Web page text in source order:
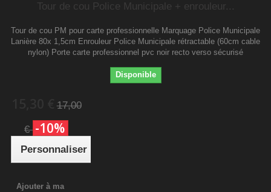
Tour de cou Police Municipale + enrouleur...
Tour de cou PM pour carte professionnelle Marquage Police Municipale
Lanière 80x 1,5cm Enrouleur Police Municipale rétractable (60cm cable
nylon) Porte carte professionnel pvc noir recto verso sécurisé
Disponible
17,00
€ -10%
Personnaliser
Ajouter à ma